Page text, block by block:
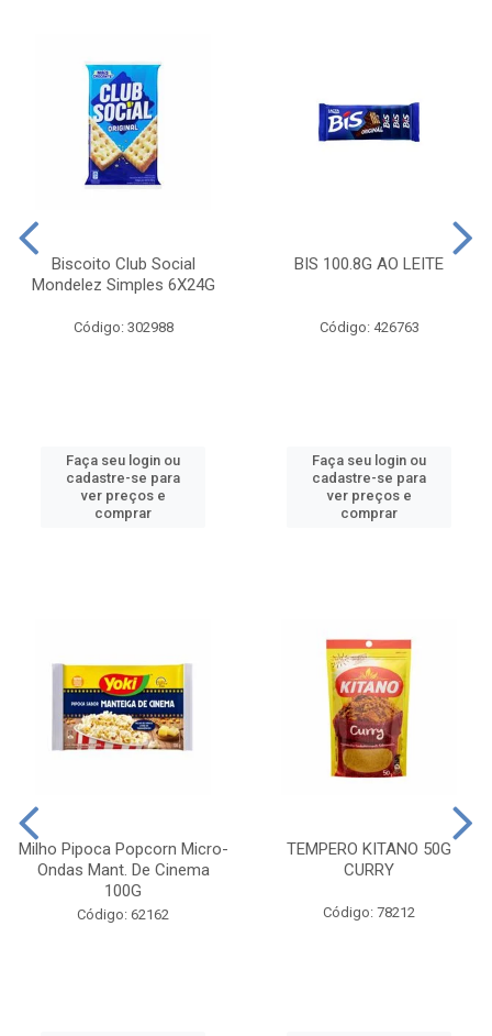
Biscoito Club Social
Mondelez Simples 6X24G
Código: 302988
Faça seu login ou
cadastre-se para
ver preços e
comprar
BIS 100.8G AO LEITE
Código: 426763
Faça seu login ou
cadastre-se para
ver preços e
comprar
Milho Pipoca Popcorn Micro-
Ondas Mant. De Cinema
100G
Código: 62162
TEMPERO KITANO 50G
CURRY
Código: 78212